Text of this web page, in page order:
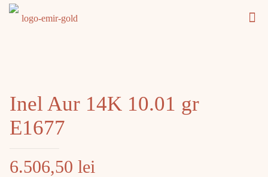
Inel Aur 14K 10.01 gr
E1677
6.506,50 lei